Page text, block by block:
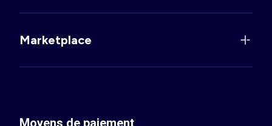
Marketplace
Moyens de paiement